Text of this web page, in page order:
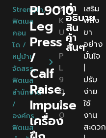
Strength,
ฟิตเนส
คอน
โด /
หมู่บ้าน
จัดสรร,
ฟิตเนส
สำนักงาน
/
องค์กร,
ฟิตเนส
PL9010
Leg
Press
/
Calf
Raise,
Impulse
เครื่อง
S
K
U
:
P
L
9
0
1
0
คํา
อธิบาย
สิน
ค้า
สั้นๆ
เสริม
พลัง
ขา
อย่าง
มั่นใจ
|
ปรับ
ง่าย
ใช้
งาน
สะดวก